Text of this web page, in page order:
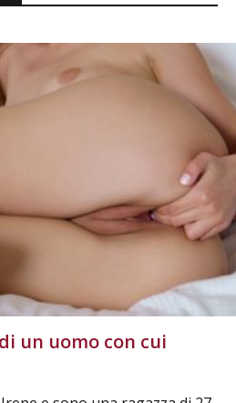
un uomo con cui